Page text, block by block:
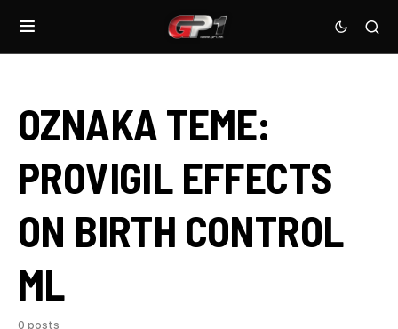
OZNAKA TEME:
PROVIGIL EFFECTS
ON BIRTH CONTROL
ML
0 posts